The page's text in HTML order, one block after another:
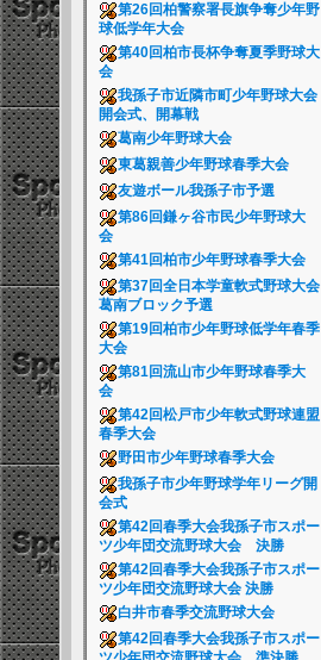
第26回柏警察署長旗争奪少年野
球低学年大会
第40回柏市長杯争奪夏季野球大
会
我孫子市近隣市町少年野球大会
開会式、開幕戦
葛南少年野球大会
東葛親善少年野球春季大会
友遊ボール我孫子市予選
第86回鎌ヶ谷市民少年野球大
会
第41回柏市少年野球春季大会
第37回全日本学童軟式野球大会
葛南ブロック予選
第19回柏市少年野球低学年春季
大会
第81回流山市少年野球春季大
会
第42回松戸市少年軟式野球連盟
春季大会
野田市少年野球春季大会
我孫子市少年野球学年リーグ開
会式
第42回春季大会我孫子市スポー
ツ少年団交流野球大会 決勝
第42回春季大会我孫子市スポー
ツ少年団交流野球大会 決勝
白井市春季交流野球大会
第42回春季大会我孫子市スポー